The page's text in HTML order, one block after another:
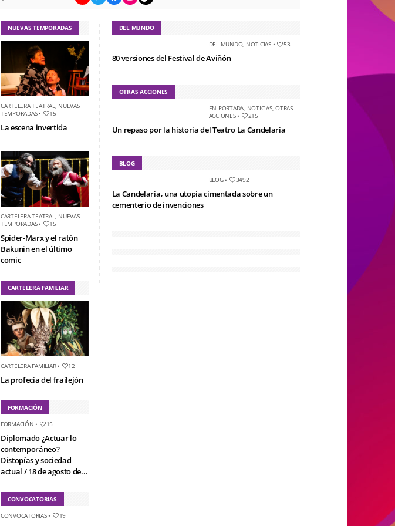
NUEVAS TEMPORADAS
CARTELERA TEATRAL, NUEVAS
TEMPORADAS• 15
La escena invertida
CARTELERA TEATRAL, NUEVAS
TEMPORADAS• 15
Spider-Marx y el ratón
Bakunin en el último
comic
CARTELERA FAMILIAR
CARTELERA FAMILIAR• 12
La profecía del frailejón
FORMACIÓN
FORMACIÓN • 15
Diplomado ¿Actuar lo
contemporáneo?
Distopías y sociedad
actual / 18 de agosto de...
CONVOCATORIAS
CONVOCATORIAS• 19
DEL MUNDO
DEL MUNDO, NOTICIAS• 53
80 versiones del Festival de Aviñón
OTRAS ACCIONES
EN PORTADA, NOTICIAS,OTRAS
ACCIONES• 215
Un repaso por la historia del Teatro La Candelaria
BLOG
BLOG• 3492
La Candelaria, una utopía cimentada sobre un
cementerio de invenciones